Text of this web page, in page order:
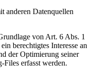
anderen Datenquellen
von Art. 6 Abs. 1
berechtigtes Interesse an
der Optimierung seiner
Files erfasst werden.